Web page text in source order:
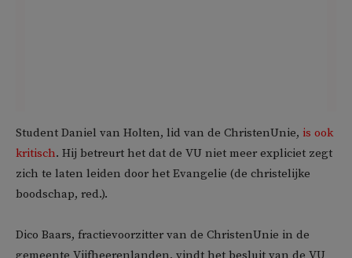
Student Daniel van Holten, lid van de ChristenUnie, is ook
kritisch. Hij betreurt het dat de VU niet meer expliciet zegt
zich te laten leiden door het Evangelie (de christelijke
boodschap, red.).
Dico Baars, fractievoorzitter van de ChristenUnie in de